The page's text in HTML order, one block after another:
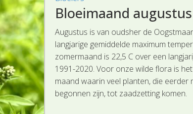
Bloeimaand augustus
Augustus is van oudsher de
langjarige gemiddelde maximum
zomermaand is 22,5 C over een
1991-2020. Voor onze wilde flora is
maand waarin veel planten, die eerder
begonnen zijn, tot zaadzetting komen.